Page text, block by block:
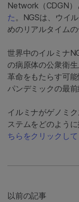
Network（CDGN）
た。NGSは、ウイ
めのリアルタイム
世界中のイルミナ
の病原体の公衆衛
革命をもたらす可
パンデミックの最前
イルミナがゲノミ
ステムをどのよう
ちらをクリックし
以前の記事